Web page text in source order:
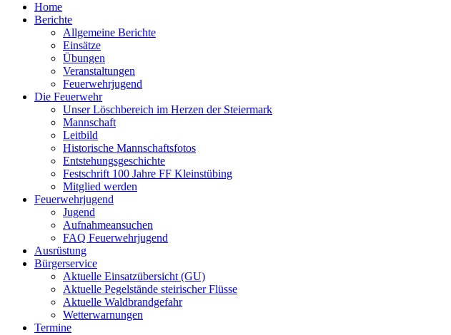
Home
Berichte
Allgemeine Berichte
Einsätze
Übungen
Veranstaltungen
Feuerwehrjugend
Die Feuerwehr
Unser Löschbereich im Herzen der Steiermark
Mannschaft
Leitbild
Historische Mannschaftsfotos
Entstehungsgeschichte
Festschrift 100 Jahre FF Kleinstübing
Mitglied werden
Feuerwehrjugend
Jugend
Aufnahmeansuchen
FAQ Feuerwehrjugend
Ausrüstung
Bürgerservice
Aktuelle Einsatzübersicht (GU)
Aktuelle Pegelstände steirischer Flüsse
Aktuelle Waldbrandgefahr
Wetterwarnungen
Termine